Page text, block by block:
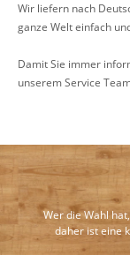
Wir liefern nach
ganze Welt einfach
Damit Sie immer
unserem Service
Wer die Wahl
daher ist eine